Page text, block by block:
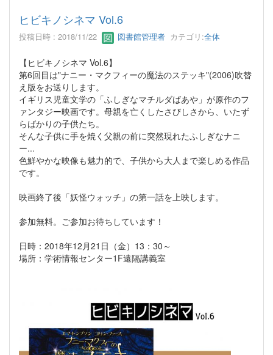
ヒビキノシネマ Vol.6
投稿日時 : 2018/11/22 図書館管理者 カテゴリ:全体
【ヒビキノシネマ Vol.6】
第6回目は"ナニー・マクフィーの魔法のステッキ"(2006)吹替
え版をお送りします。
イギリス児童文学の「ふしぎなマチルダばあや」が原作のフ
ァンタジー映画です。母親を亡くしたさびしさから、いたず
らばかりの子供たち。
そんな子供に手を焼く父親の前に突然現れたふしぎなナニ
ー...
色鮮やかな映像も魅力的で、子供から大人まで楽しめる作品
です。
映画終了後「妖怪ウォッチ」の第一話を上映します。
参加無料。ご参加お待ちしています！
日時：2018年12月21日（金）13：30～
場所：学術情報センター1F遠隔講義室